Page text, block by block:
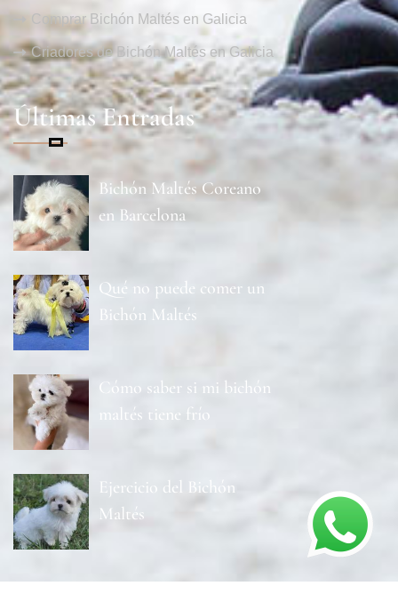
Comprar Bichón Maltés en Galicia
Criadores de Bichón Maltés en Galicia
Últimas Entradas
Bichón Maltés Coreano
en Barcelona
Qué no puede comer un
Bichón Maltés
Cómo saber si mi bichón
maltés tiene frío
Ejercicio del Bichón
Maltés